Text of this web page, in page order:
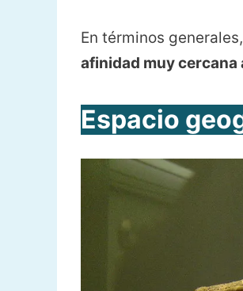
En términos
afinidad muy cercana
Espacio